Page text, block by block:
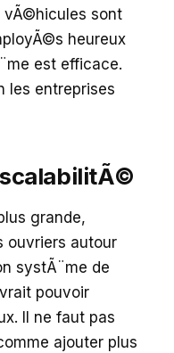
vÃ©hicules sont
heureux
est efficace.
les entreprises
grande,
ouvriers autour
systÃ¨me de
pouvoir
Il ne faut pas
ajouter plus